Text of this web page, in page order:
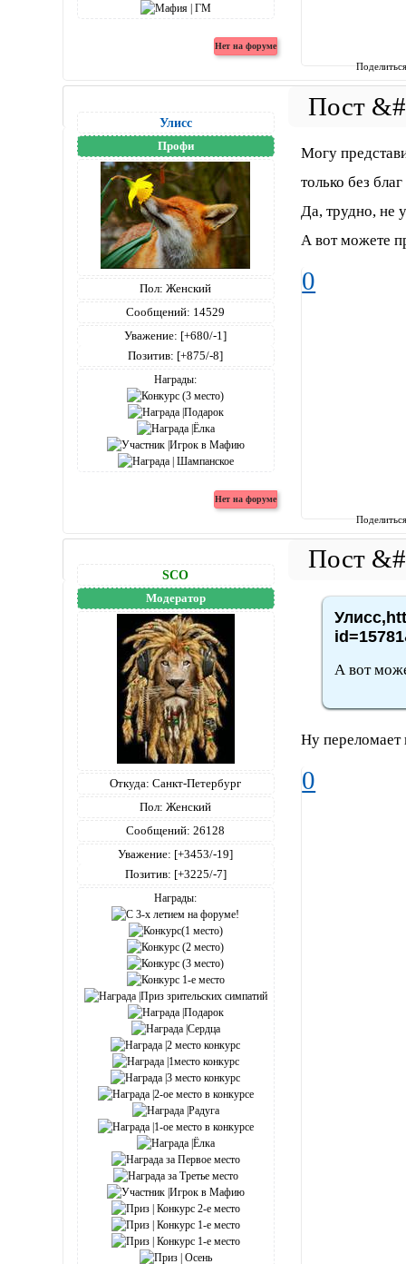
Улисс
Профи
Пол: Женский
Сообщений: 14529
Уважение: [+680/-1]
Позитив: [+875/-8]
Награды:
Могу
только без
Да, трудно, не
А вот можете
0
SCO
Модератор
Откуда: Санкт-Петербург
Пол: Женский
Сообщений: 26128
Уважение: [+3453/-19]
Позитив: [+3225/-7]
Награды:
А вот
Ну переломает
0